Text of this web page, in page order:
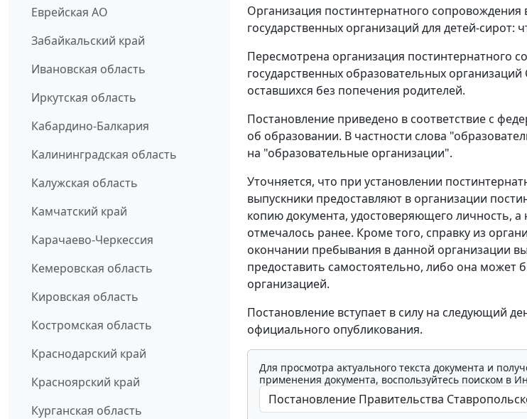
Еврейская АО
Забайкальский край
Ивановская область
Иркутская область
Кабардино-Балкария
Калининградская область
Калужская область
Камчатский край
Карачаево-Черкессия
Кемеровская область
Кировская область
Костромская область
Краснодарский край
Красноярский край
Курганская область
Организация постинтернатного сопровождения
государственных организаций для детей-сирот:
Пересмотрена организация постинтернатного
государственных образовательных организаций
оставшихся без попечения родителей.
Постановление приведено в соответствие с
об образовании. В частности слова
на "образовательные организации".
Уточняется, что при установлении
выпускники предоставляют в организации
копию документа, удостоверяющего личность, а
отмечалось ранее. Кроме того, справку из
окончании пребывания в данной организации
предоставить самостоятельно, либо она может
организацией.
Постановление вступает в силу на следующий
официального опубликования.
Для просмотра актуального текста документа и
применения документа, воспользуйтесь поиском в